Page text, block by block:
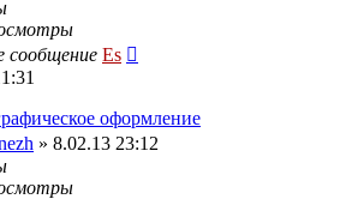
сообщение Es
оформление
» 8.02.13 23:12